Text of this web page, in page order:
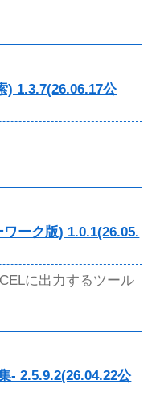
) 1.3.7(26.06.17公
ーク版) 1.0.1(26.05.
に出力するツール
- 2.5.9.2(26.04.22公